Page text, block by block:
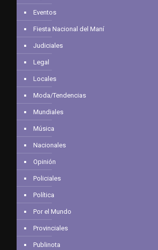
Eventos
Fiesta Nacional del Maní
Judiciales
Legal
Locales
Moda/Tendencias
Mundiales
Música
Nacionales
Opinión
Policiales
Política
Por el Mundo
Provinciales
Publinota